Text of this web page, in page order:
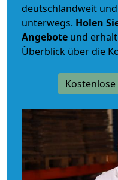
deutschlandweit
unterwegs. Holen
Angebote und
Überblick über die